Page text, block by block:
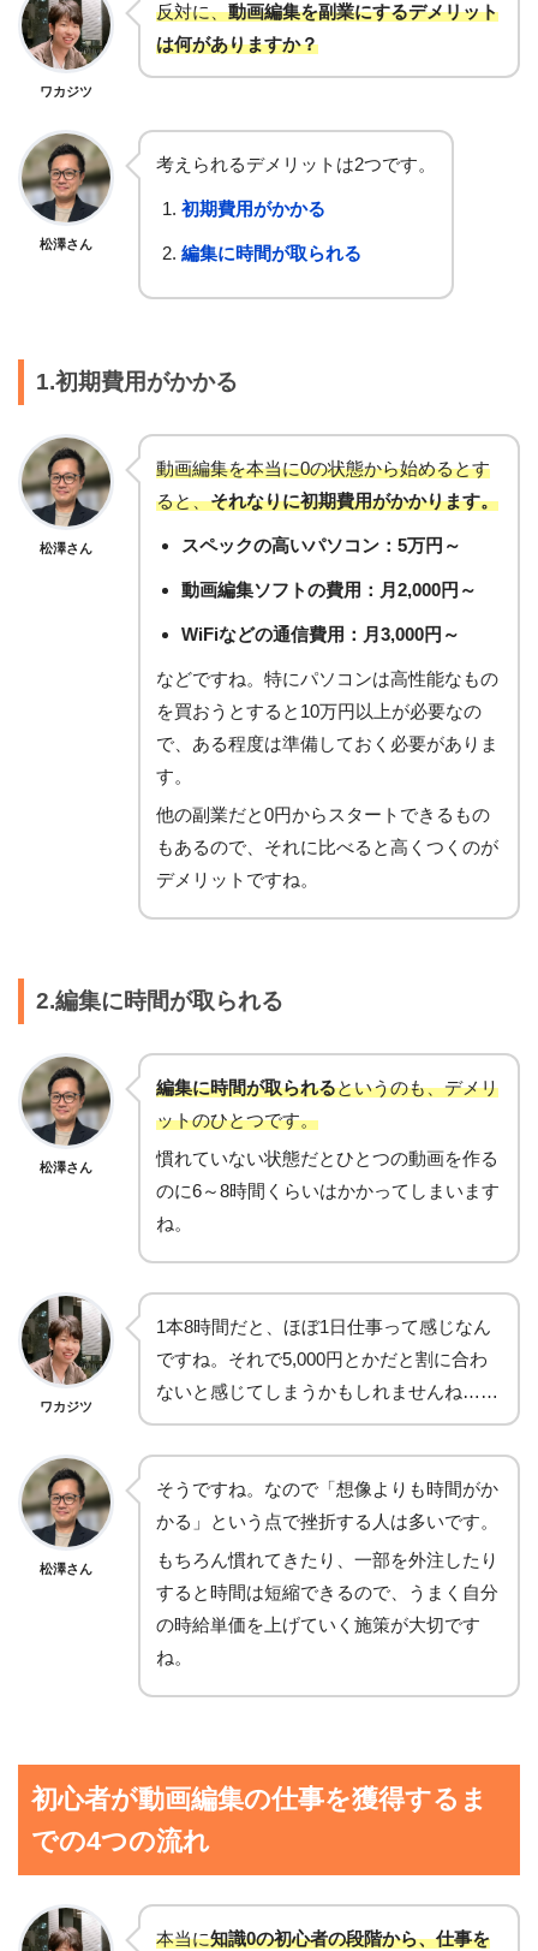
ワカジツ
反対に、動画編集を副業にするデメリット
は何がありますか？
松澤さん
考えられるデメリットは2つです。
初期費用がかかる
編集に時間が取られる
1.初期費用がかかる
松澤さん
動画編集を本当に0の状態から始めるとす
ると、それなりに初期費用がかかります。
スペックの高いパソコン：5万円～
動画編集ソフトの費用：月2,000円～
WiFiなどの通信費用：月3,000円～
などですね。特にパソコンは高性能なもの
を買おうとすると10万円以上が必要なの
で、ある程度は準備しておく必要がありま
す。
他の副業だと0円からスタートできるもの
もあるので、それに比べると高くつくのが
デメリットですね。
2.編集に時間が取られる
松澤さん
編集に時間が取られるというのも、デメリ
ットのひとつです。
慣れていない状態だとひとつの動画を作る
のに6～8時間くらいはかかってしまいます
ね。
ワカジツ
1本8時間だと、ほぼ1日仕事って感じなん
ですね。それで5,000円とかだと割に合わ
ないと感じてしまうかもしれませんね……
松澤さん
そうですね。なので「想像よりも時間がか
かる」という点で挫折する人は多いです。
もちろん慣れてきたり、一部を外注したり
すると時間は短縮できるので、うまく自分
の時給単価を上げていく施策が大切です
ね。
初心者が動画編集の仕事を獲得するま
での4つの流れ
本当に知識0の初心者の段階から、仕事を